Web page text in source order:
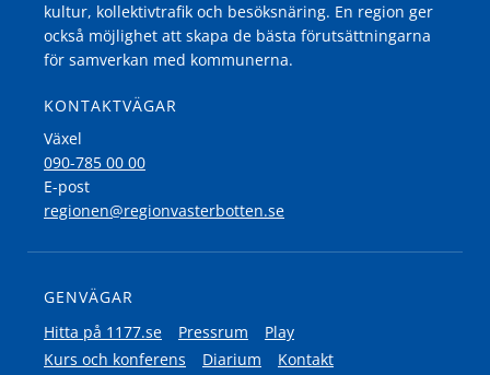
kultur, kollektivtrafik och besöksnäring. En region ger
också möjlighet att skapa de bästa förutsättningarna
för samverkan med kommunerna.
KONTAKTVÄGAR
Växel
090-785 00 00
E-post
regionen@regionvasterbotten.se
GENVÄGAR
Hitta på 1177.se
Pressrum
Play
Kurs och konferens
Diarium
Kontakt